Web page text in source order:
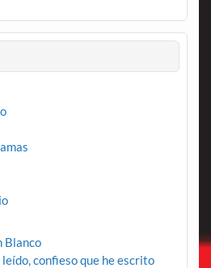
Blanco
confieso que he escrito